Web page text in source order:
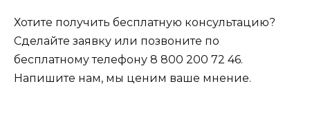
Хотите получить бесплатную консультацию?
Сделайте заявку или позвоните по
бесплатному телефону 8 800 200 72 46.
Напишите нам, мы ценим ваше мнение.